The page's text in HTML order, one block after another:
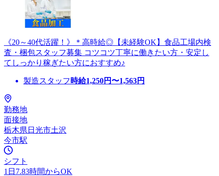
《20～40代活躍！》＊高時給◎【未経験OK】食品工場内検
査・梱包スタッフ募集 コツコツ丁寧に働きたい方・安定し
てしっかり稼ぎたい方におすすめ♪
製造スタッフ 時給1,250円〜1,563円
勤務地
面接地
栃木県日光市土沢
今市駅
シフト
1日7.83時間からOK